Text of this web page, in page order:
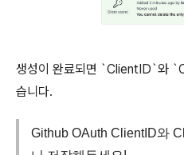
생성이 완료되면 `ClientID`와
습니다.
Github OAuth ClientID와